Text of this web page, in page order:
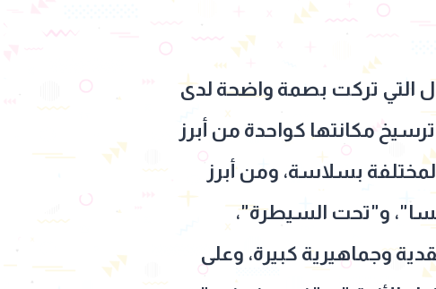
التي تركت بصمة واضحة لدى
مكانتها كواحدة من أبرز
بسلاسة، ومن أبرز
و"تحت السيطرة"،
وجماهيرية كبيرة، وعلى